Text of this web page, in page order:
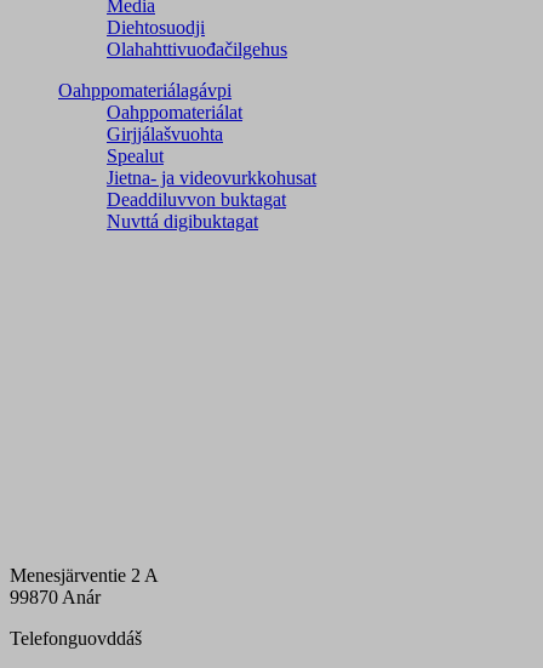
Media
Diehtosuodji
Olahahttivuođačilgehus
Oahppomateriálagávpi
Oahppomateriálat
Girjjálašvuohta
Spealut
Jietna- ja videovurkkohusat
Deaddiluvvon buktagat
Nuvttá digibuktagat
Menesjärventie 2 A
99870 Anár
Telefonguovddáš